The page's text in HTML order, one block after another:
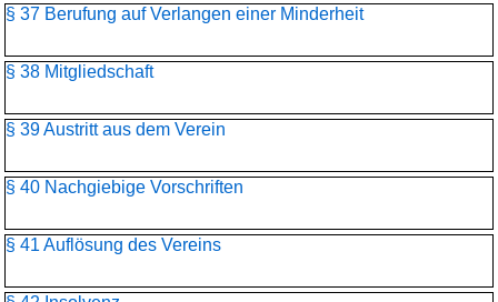
§ 37 Berufung auf Verlangen einer Minderheit
§ 38 Mitgliedschaft
§ 39 Austritt aus dem Verein
§ 40 Nachgiebige Vorschriften
§ 41 Auflösung des Vereins